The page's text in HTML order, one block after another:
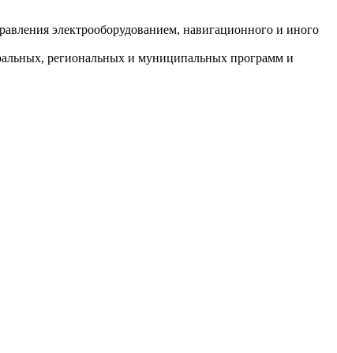
электрооборудованием, навигационного и иного
региональных и муниципальных программ и